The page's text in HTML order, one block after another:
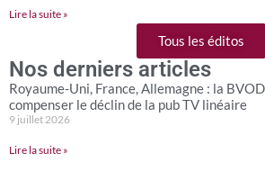
Lire la suite »
Tous les éditos
Nos derniers articles
Royaume-Uni, France, Allemagne : la
compenser le déclin de la pub TV linéaire
9 juillet 2026
Lire la suite »